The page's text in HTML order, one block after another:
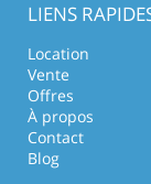
LIENS
Location
Vente
Offres
À propos
Contact
Blog